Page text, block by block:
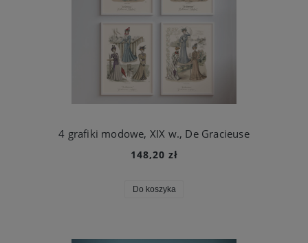
4 grafiki modowe, XIX w., De Gracieuse
148,20 zł
Do koszyka